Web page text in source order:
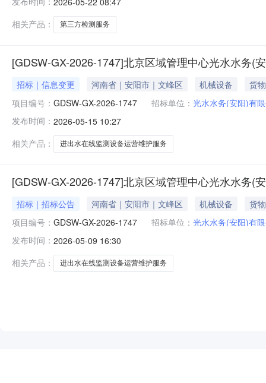
相关产品：
第三方检测服务
[GDSW-GX-2026-1747]北京区域管理中心光水水务(
招标｜信息变更 河南省｜安阳市｜文峰区 机械设备
货物
项目编号： GDSW-GX-2026-1747 招标单位： 光水水务(安阳)有
发布时间： 2026-05-15 10:27
相关产品：
进出水在线监测设备运营维护服务
[GDSW-GX-2026-1747]北京区域管理中心光水水务(
招标｜招标公告 河南省｜安阳市｜文峰区 机械设备
货物
项目编号： GDSW-GX-2026-1747 招标单位： 光水水务(安阳)有
发布时间： 2026-05-09 16:30
相关产品：
进出水在线监测设备运营维护服务